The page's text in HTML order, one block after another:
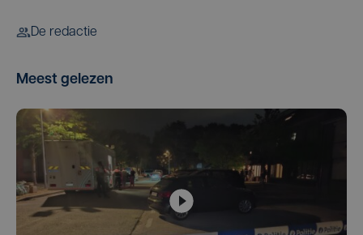
De redactie
Meest gelezen